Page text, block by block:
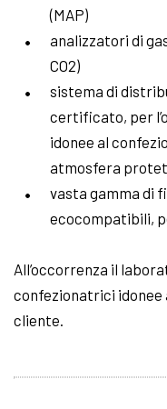
(MAP)
analizzatori di
CO2)
sistema di
certificato, per
idonee al
atmosfera
vasta gamma di
ecocompatibili,
All’occorrenza il
confezionatrici
cliente.